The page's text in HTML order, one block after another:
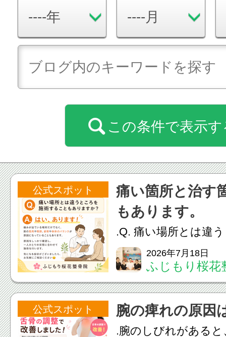
この条件で表示す
公式スポット
痛い箇所と治す
もあります。
.Q. 痛い場所とは違
ることもありますか
ます！痛みが出てい
く、別の筋肉や関節
バランスが原因にな
あります。原因をし
2026年7月18日
ふじもり桜花
公式スポット 腕の痺れの原因
.腕のしびれがある